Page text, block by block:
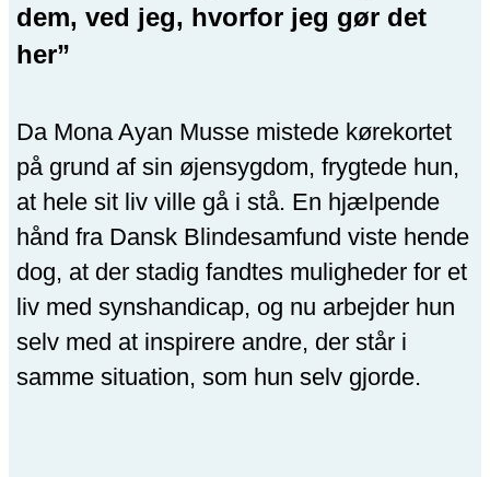
dem, ved jeg, hvorfor jeg gør det
her”
Da Mona Ayan Musse mistede kørekortet
på grund af sin øjensygdom, frygtede hun,
at hele sit liv ville gå i stå. En hjælpende
hånd fra Dansk Blindesamfund viste hende
dog, at der stadig fandtes muligheder for et
liv med synshandicap, og nu arbejder hun
selv med at inspirere andre, der står i
samme situation, som hun selv gjorde.